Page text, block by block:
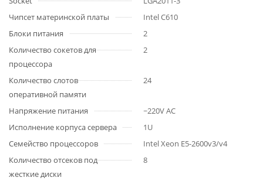
Чипсет материнской платы
Intel C610
Блоки питания
2
Количество сокетов для
процессора
2
Количество слотов
оперативной памяти
24
Напряжение питания
~220V AC
Исполнение корпуса сервера
1U
Семейство процессоров
Intel Xeon E5-2600v3/v4
Количество отсеков под
жесткие диски
8